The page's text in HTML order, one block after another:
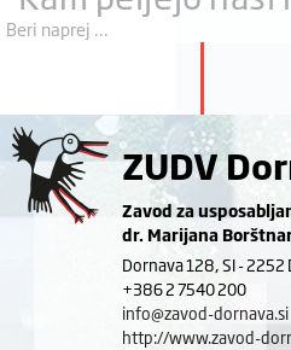
Beri naprej ...
ZUDV
Zavod za
dr. Marijana
Dornava 128, SI - 2252
+386 2 7540 200
info@zavod-dornava.si
http://www.zavod-